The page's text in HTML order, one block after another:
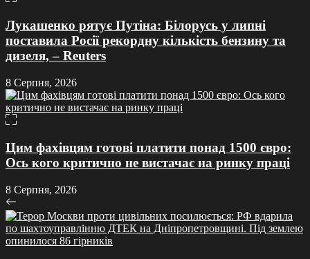
Лукашенко рятує Путіна: Білорусь у липні
поставила Росії рекордну кількість бензину та
дизеля, – Reuters
8 Серпня, 2026
Цим фахівцям готові платити понад 1500 євро:
Ось кого критично не вистачає на ринку праці
8 Серпня, 2026